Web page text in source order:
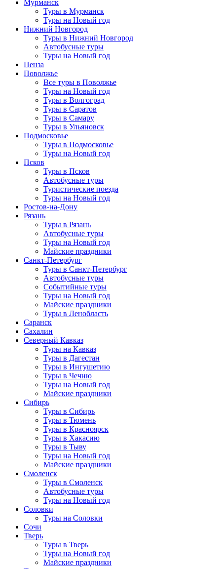
Мурманск
Туры в Мурманск
Туры на Новый год
Нижний Новгород
Туры в Нижний Новгород
Автобусные туры
Туры на Новый год
Пенза
Поволжье
Все туры в Поволжье
Туры на Новый год
Туры в Волгоград
Туры в Саратов
Туры в Самару
Туры в Ульяновск
Подмосковье
Туры в Подмосковье
Туры на Новый год
Псков
Туры в Псков
Автобусные туры
Туристические поезда
Туры на Новый год
Ростов-на-Дону
Рязань
Туры в Рязань
Автобусные туры
Туры на Новый год
Майские праздники
Санкт-Петербург
Туры в Санкт-Петербург
Автобусные туры
Событийные туры
Туры на Новый год
Майские праздники
Туры в Ленобласть
Саранск
Сахалин
Северный Кавказ
Туры на Кавказ
Туры в Дагестан
Туры в Ингушетию
Туры в Чечню
Туры на Новый год
Майские праздники
Сибирь
Туры в Сибирь
Туры в Тюмень
Туры в Красноярск
Туры в Хакасию
Туры в Тыву
Туры на Новый год
Майские праздники
Смоленск
Туры в Смоленск
Автобусные туры
Туры на Новый год
Соловки
Туры на Соловки
Сочи
Тверь
Туры в Тверь
Туры на Новый год
Майские праздники